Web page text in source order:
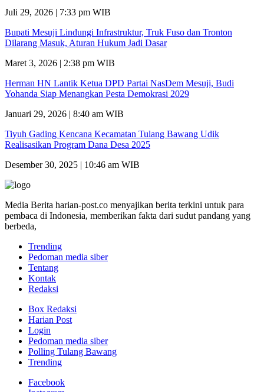
Juli 29, 2026 | 7:33 pm WIB
Bupati Mesuji Lindungi Infrastruktur, Truk Fuso dan Tronton
Dilarang Masuk, Aturan Hukum Jadi Dasar
Maret 3, 2026 | 2:38 pm WIB
Herman HN Lantik Ketua DPD Partai NasDem Mesuji, Budi
Yohanda Siap Menangkan Pesta Demokrasi 2029
Januari 29, 2026 | 8:40 am WIB
Tiyuh Gading Kencana Kecamatan Tulang Bawang Udik
Realisasikan Program Dana Desa 2025
Desember 30, 2025 | 10:46 am WIB
Media Berita harian-post.co menyajikan berita terkini untuk para
pembaca di Indonesia, memberikan fakta dari sudut pandang yang
berbeda,
Trending
Pedoman media siber
Tentang
Kontak
Redaksi
Box Redaksi
Harian Post
Login
Pedoman media siber
Polling Tulang Bawang
Trending
Facebook